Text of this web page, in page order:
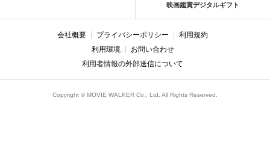
映画鑑賞デジタルギフト
会社概要 プライバシーポリシー
利用規約
利用環境
お問い合わせ
利用者情報の外部送信について
Copyright © MOVIE WALKER Co., Ltd. All Rights Reserved.